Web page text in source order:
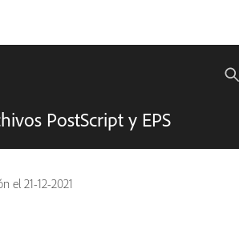
PostScript y EPS
el 21-12-2021